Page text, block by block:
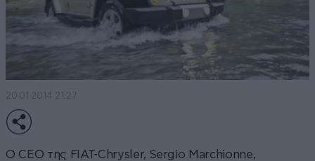
20·01·2014 21:27
Ο CEO της FIAT-Chrysler, Sergio Marchionne,